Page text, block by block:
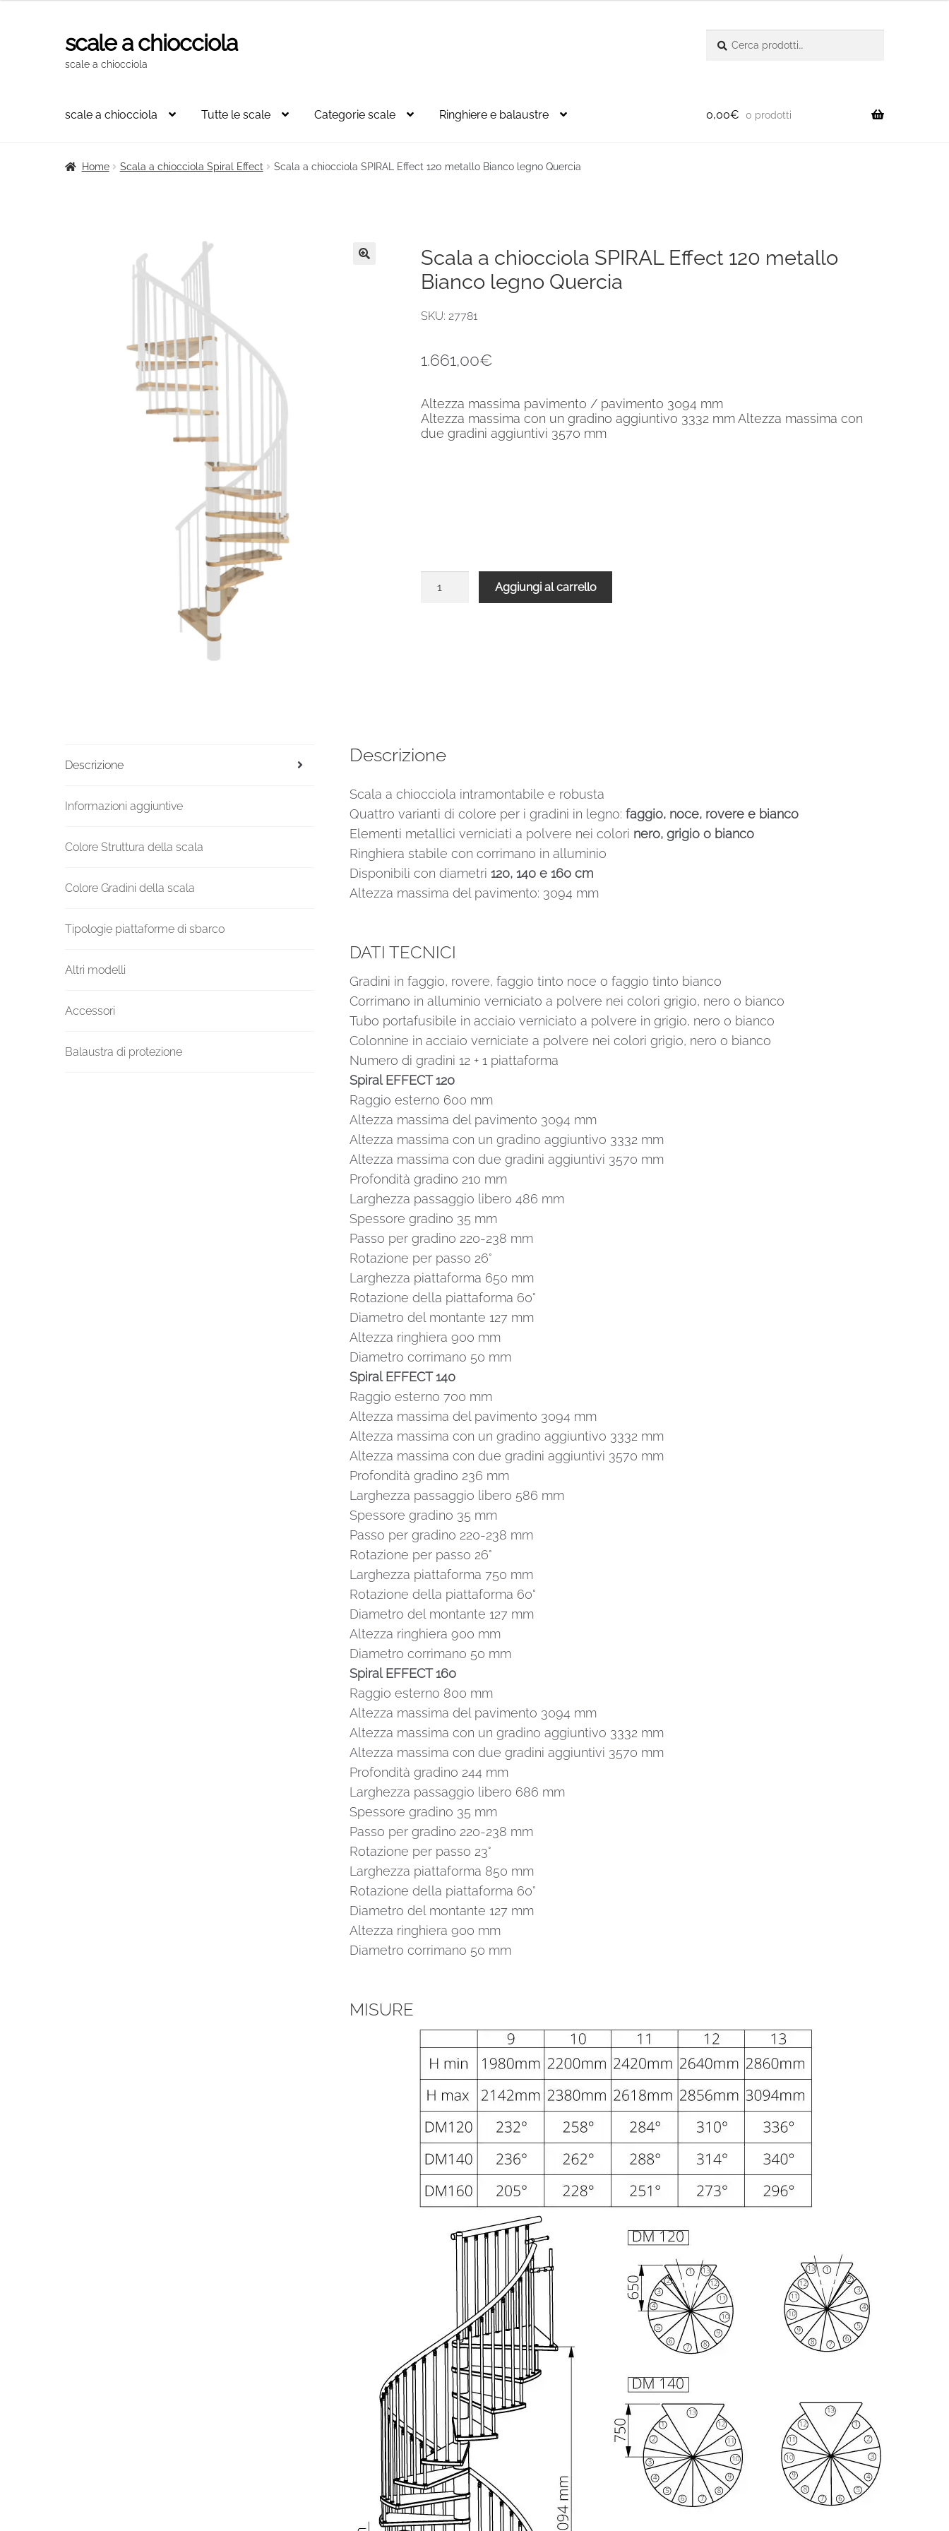
Vai
alla
Vai
al
scale a chiocciola
scale a chiocciola
scale a chiocciola Tutte le scale Categorie scale Ringhiere e balaustre 0,00€ 0 prodotti
Home Scala a chiocciola Spiral Effect Scala a chiocciola SPIRAL Effect 120 metallo Bianco legno Quercia
Scala a chiocciola SPIRAL Effect 120 metallo
Bianco legno Quercia
SKU: 27781
1.661,00€
Altezza massima pavimento / pavimento 3094 mm
Altezza massima con un gradino aggiuntivo 3332 mm Altezza massima con
due gradini aggiuntivi 3570 mm
quantità
Aggiungi al carrello
Descrizione
Informazioni aggiuntive
Colore Struttura della scala
Colore Gradini della scala
Tipologie piattaforme di sbarco
Altri modelli
Accessori
Balaustra di protezione
Descrizione
Scala a chiocciola intramontabile e robusta
Quattro varianti di colore per i gradini in legno:faggio, noce, rovere e bianco
Elementi metallici verniciati a polvere nei colori nero, grigio o bianco
Ringhiera stabile con corrimano in alluminio
Disponibili con diametri120, 140 e 160 cm
Altezza massima del pavimento: 3094 mm
DATI TECNICI
Gradini in faggio, rovere, faggio tinto noce o faggio tinto bianco
Corrimano in alluminio verniciato a polvere nei colori grigio, nero o bianco
Tubo portafusibile in acciaio verniciato a polvere in grigio, nero o bianco
Colonnine in acciaio verniciate a polvere nei colori grigio, nero o bianco
Numero di gradini 12 + 1 piattaforma
Spiral EFFECT 120
Raggio esterno 600 mm
Altezza massima del pavimento 3094 mm
Altezza massima con un gradino aggiuntivo 3332 mm
Altezza massima con due gradini aggiuntivi 3570 mm
Profondità gradino 210 mm
Larghezza passaggio libero 486 mm
Spessore gradino 35 mm
Passo per gradino 220-238 mm
Rotazione per passo 26°
Larghezza piattaforma 650 mm
Rotazione della piattaforma 60°
Diametro del montante 127 mm
Altezza ringhiera 900 mm
Diametro corrimano 50 mm
Spiral EFFECT 140
Raggio esterno 700 mm
Altezza massima del pavimento 3094 mm
Altezza massima con un gradino aggiuntivo 3332 mm
Altezza massima con due gradini aggiuntivi 3570 mm
Profondità gradino 236 mm
Larghezza passaggio libero 586 mm
Spessore gradino 35 mm
Passo per gradino 220-238 mm
Rotazione per passo 26°
Larghezza piattaforma 750 mm
Rotazione della piattaforma 60°
Diametro del montante 127 mm
Altezza ringhiera 900 mm
Diametro corrimano 50 mm
Spiral EFFECT 160
Raggio esterno 800 mm
Altezza massima del pavimento 3094 mm
Altezza massima con un gradino aggiuntivo 3332 mm
Altezza massima con due gradini aggiuntivi 3570 mm
Profondità gradino 244 mm
Larghezza passaggio libero 686 mm
Spessore gradino 35 mm
Passo per gradino 220-238 mm
Rotazione per passo 23°
Larghezza piattaforma 850 mm
Rotazione della piattaforma 60°
Diametro del montante 127 mm
Altezza ringhiera 900 mm
Diametro corrimano 50 mm
MISURE